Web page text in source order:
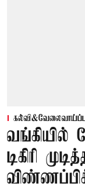
வங்கியில்
டிகிரி